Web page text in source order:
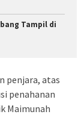
Tampil di
penjara, atas
penahanan
Maimunah